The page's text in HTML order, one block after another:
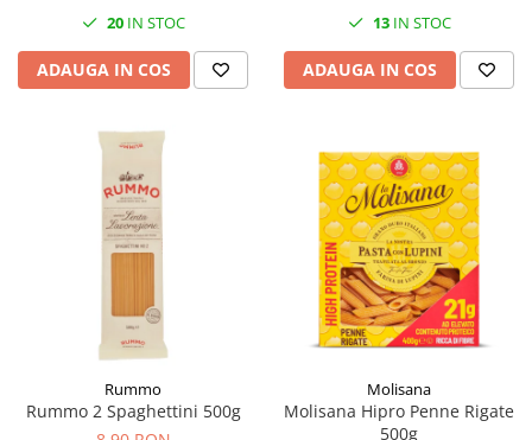
20IN STOC
ADAUGA IN COS
13IN STOC
ADAUGA IN COS
Rummo
Rummo 2 Spaghettini 500g
Molisana
Molisana Hipro Penne Rigate
500g